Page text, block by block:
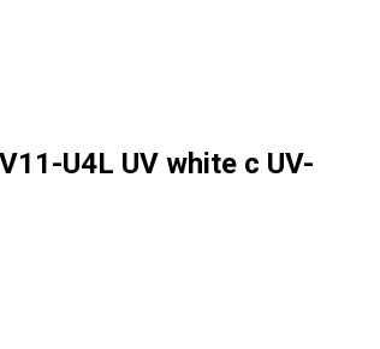
U4L UV white с UV-